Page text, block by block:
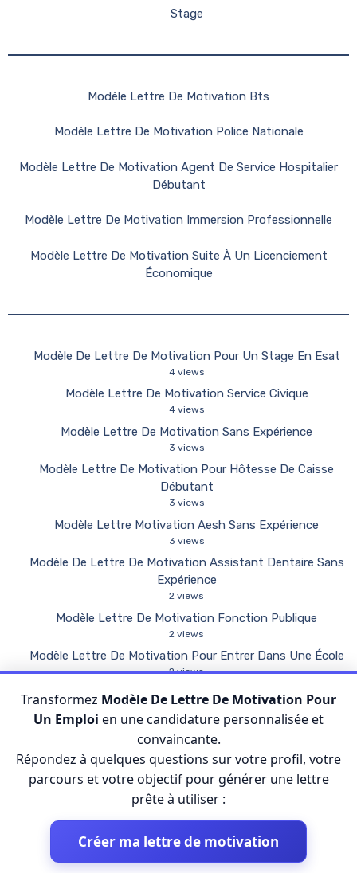
Stage
Modèle Lettre De Motivation Bts
Modèle Lettre De Motivation Police Nationale
Modèle Lettre De Motivation Agent De Service Hospitalier
Débutant
Modèle Lettre De Motivation Immersion Professionnelle
Modèle Lettre De Motivation Suite À Un Licenciement
Économique
Modèle De Lettre De Motivation Pour Un Stage En Esat
4 views
Modèle Lettre De Motivation Service Civique
4 views
Modèle Lettre De Motivation Sans Expérience
3 views
Modèle Lettre De Motivation Pour Hôtesse De Caisse
Débutant
3 views
Modèle Lettre Motivation Aesh Sans Expérience
3 views
Modèle De Lettre De Motivation Assistant Dentaire Sans
Expérience
2 views
Modèle Lettre De Motivation Fonction Publique
2 views
Modèle Lettre De Motivation Pour Entrer Dans Une École
2 views
Modèle Lettre De Motivation Pour Formation Cap Petite
2 views
Modèle Lettre De Motivation Espace Vert Débutant
2 views
Transformez Modèle De Lettre De Motivation Pour
Un Emploi en une candidature personnalisée et
convaincante.
Répondez à quelques questions sur votre profil, votre
parcours et votre objectif pour générer une lettre
prête à utiliser :
Créer ma lettre de motivation